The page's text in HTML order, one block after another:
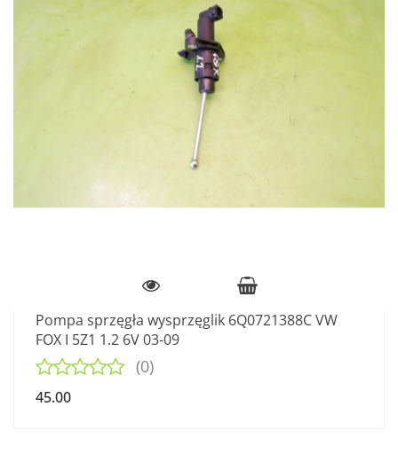
Pompa sprzęgła wysprzęglik 6Q0721388C VW
FOX I 5Z1 1.2 6V 03-09
(0)
45.00